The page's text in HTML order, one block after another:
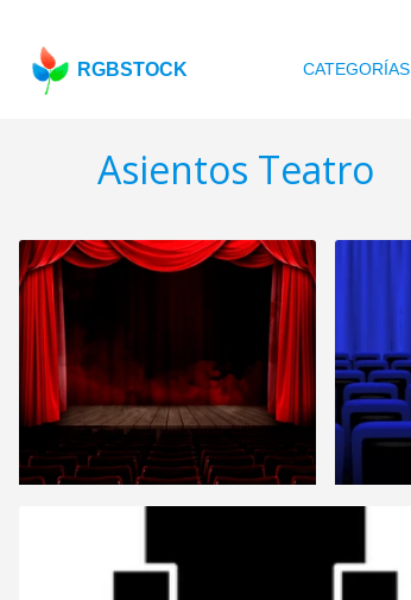
RGBSTOCK CATEGORÍAS
Asientos Teatro